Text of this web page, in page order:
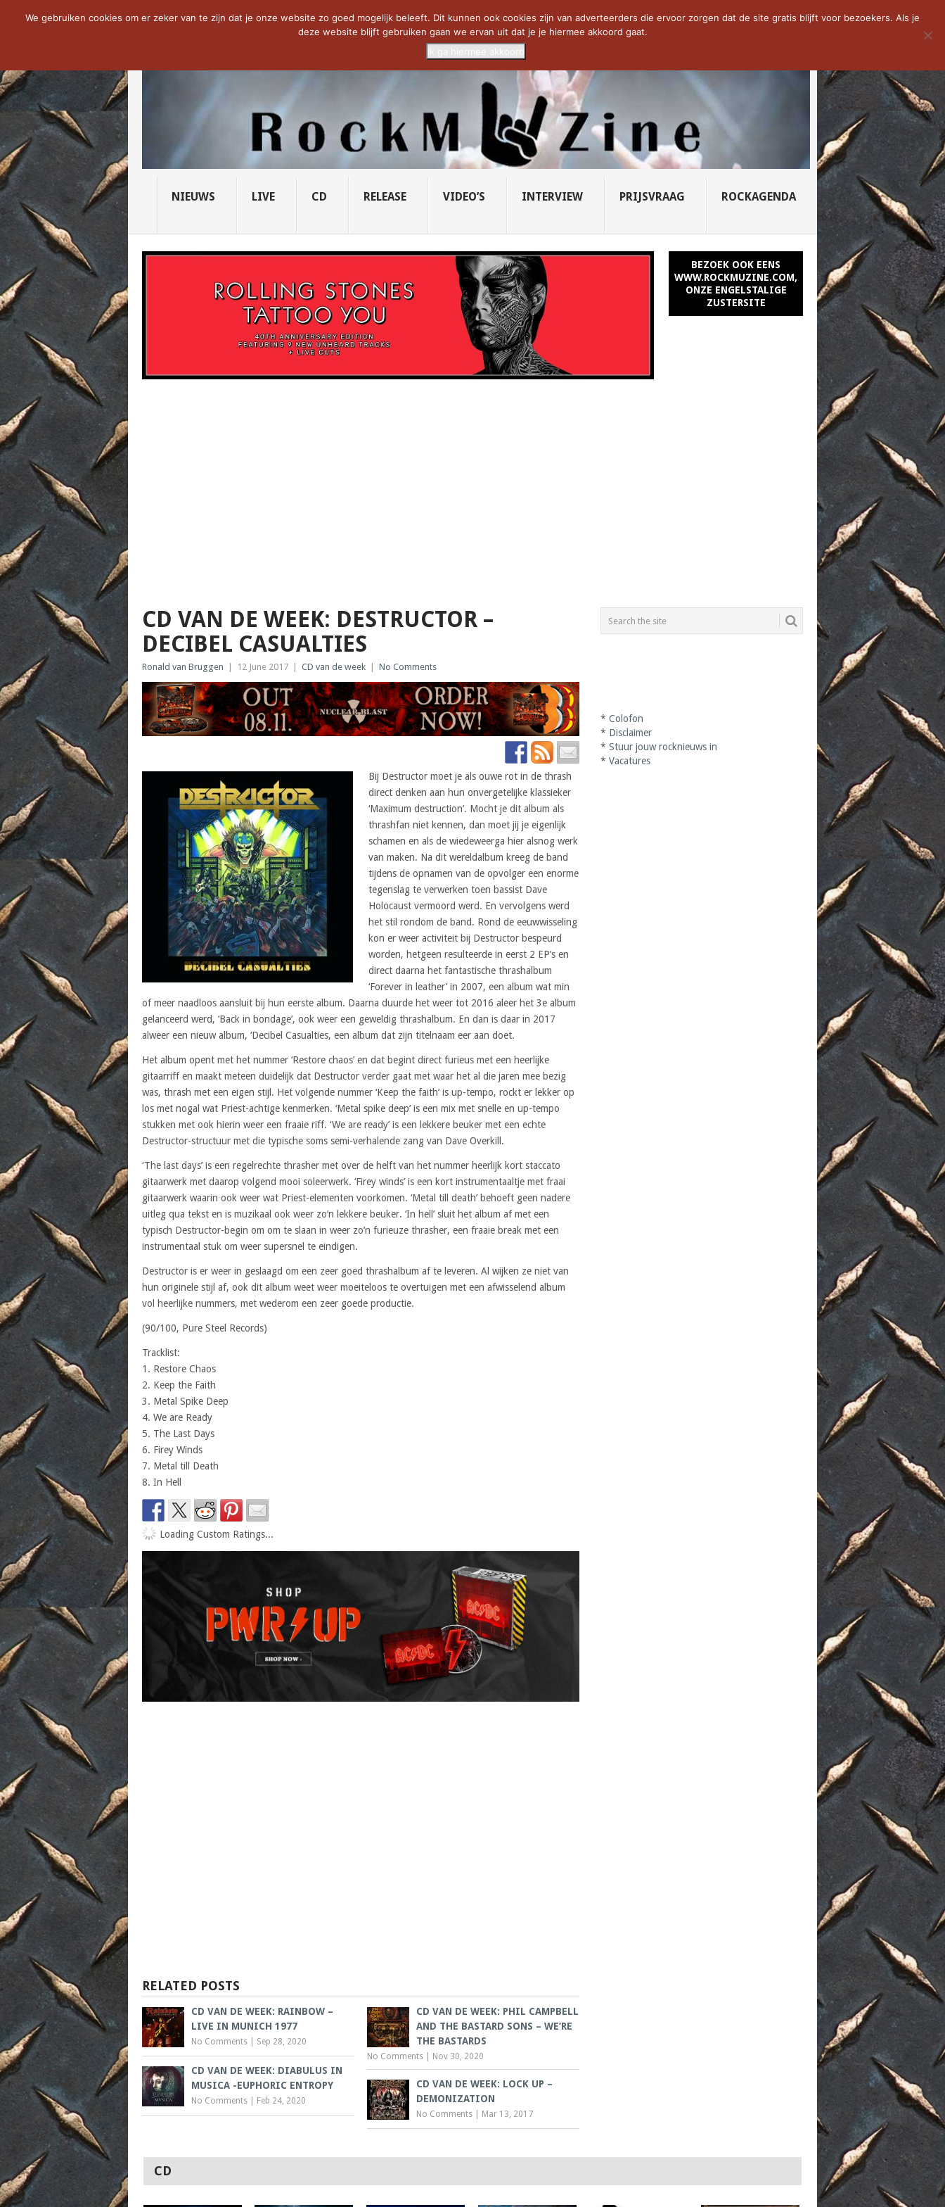
NOW TRENDING: THE VICIOUS HEAD SOCIETY... PRIDE OF LIONS – U... SAVATAGE KOMT TERUG IN 0... CD VAN DE WEEK: SLEEPING...
NIEUWS LIVE CD RELEASE VIDEO’S INTERVIEW PRIJSVRAAG ROCKAGENDA
BEZOEK OOK EENS
WWW.ROCKMUZINE.COM,
ONZE ENGELSTALIGE
ZUSTERSITE
CD VAN DE WEEK: DESTRUCTOR –
DECIBEL CASUALTIES
Ronald van Bruggen 12 June 2017 CD van de week No Comments
Bij Destructor moet je als ouwe rot in de thrash
direct denken aan hun onvergetelijke klassieker
‘Maximum destruction’. Mocht je dit album als
thrashfan niet kennen, dan moet jij je eigenlijk
schamen en als de wiedeweerga hier alsnog werk
van maken. Na dit wereldalbum kreeg de band
tijdens de opnamen van de opvolger een enorme
tegenslag te verwerken toen bassist Dave
Holocaust vermoord werd. En vervolgens werd
het stil rondom de band. Rond de eeuwwisseling
kon er weer activiteit bij Destructor bespeurd
worden, hetgeen resulteerde in eerst 2 EP’s en
direct daarna het fantastische thrashalbum
‘Forever in leather’ in 2007, een album wat min
of meer naadloos aansluit bij hun eerste album. Daarna duurde het weer tot 2016 aleer het 3e album
gelanceerd werd, ‘Back in bondage’, ook weer een geweldig thrashalbum. En dan is daar in 2017
alweer een nieuw album, ‘Decibel Casualties, een album dat zijn titelnaam eer aan doet.
Het album opent met het nummer ‘Restore chaos’ en dat begint direct furieus met een heerlijke
gitaarriff en maakt meteen duidelijk dat Destructor verder gaat met waar het al die jaren mee bezig
was, thrash met een eigen stijl. Het volgende nummer ‘Keep the faith’ is up-tempo, rockt er lekker op
los met nogal wat Priest-achtige kenmerken. ‘Metal spike deep’ is een mix met snelle en up-tempo
stukken met ook hierin weer een fraaie riff. ‘We are ready’ is een lekkere beuker met een echte
Destructor-structuur met die typische soms semi-verhalende zang van Dave Overkill.
‘The last days’ is een regelrechte thrasher met over de helft van het nummer heerlijk kort staccato
gitaarwerk met daarop volgend mooi soleerwerk. ‘Firey winds’ is een kort instrumentaaltje met fraai
gitaarwerk waarin ook weer wat Priest-elementen voorkomen. ‘Metal till death’ behoeft geen nadere
uitleg qua tekst en is muzikaal ook weer zo’n lekkere beuker. ‘In hell’ sluit het album af met een
typisch Destructor-begin om om te slaan in weer zo’n furieuze thrasher, een fraaie break met een
instrumentaal stuk om weer supersnel te eindigen.
Destructor is er weer in geslaagd om een zeer goed thrashalbum af te leveren. Al wijken ze niet van
hun originele stijl af, ook dit album weet weer moeiteloos te overtuigen met een afwisselend album
vol heerlijke nummers, met wederom een zeer goede productie.
(90/100, Pure Steel Records)
Tracklist:
1. Restore Chaos
2. Keep the Faith
3. Metal Spike Deep
4. We are Ready
5. The Last Days
6. Firey Winds
7. Metal till Death
8. In Hell
Loading Custom Ratings...
RELATED POSTS
CD VAN DE WEEK: RAINBOW –
LIVE IN MUNICH 1977
No Comments Sep 28, 2020
CD VAN DE WEEK: PHIL CAMPBELL
AND THE BASTARD SONS – WE’RE
THE BASTARDS
No Comments Nov 30, 2020
CD VAN DE WEEK: DIABULUS IN
MUSICA -EUPHORIC ENTROPY
No Comments Feb 24, 2020
CD VAN DE WEEK: LOCK UP –
DEMONIZATION
No Comments Mar 13, 2017
*Colofon
* Disclaimer
*Stuur jouw rocknieuws in
*Vacatures
CD
We gebruiken cookies om er zeker van te zijn dat je onze website zo goed mogelijk beleeft. Dit kunnen ook cookies zijn van adverteerders die ervoor zorgen dat de site gratis blijft voor bezoekers. Als je
deze website blijft gebruiken gaan we ervan uit dat je je hiermee akkoord gaat.
Ik ga hiermee akkoord